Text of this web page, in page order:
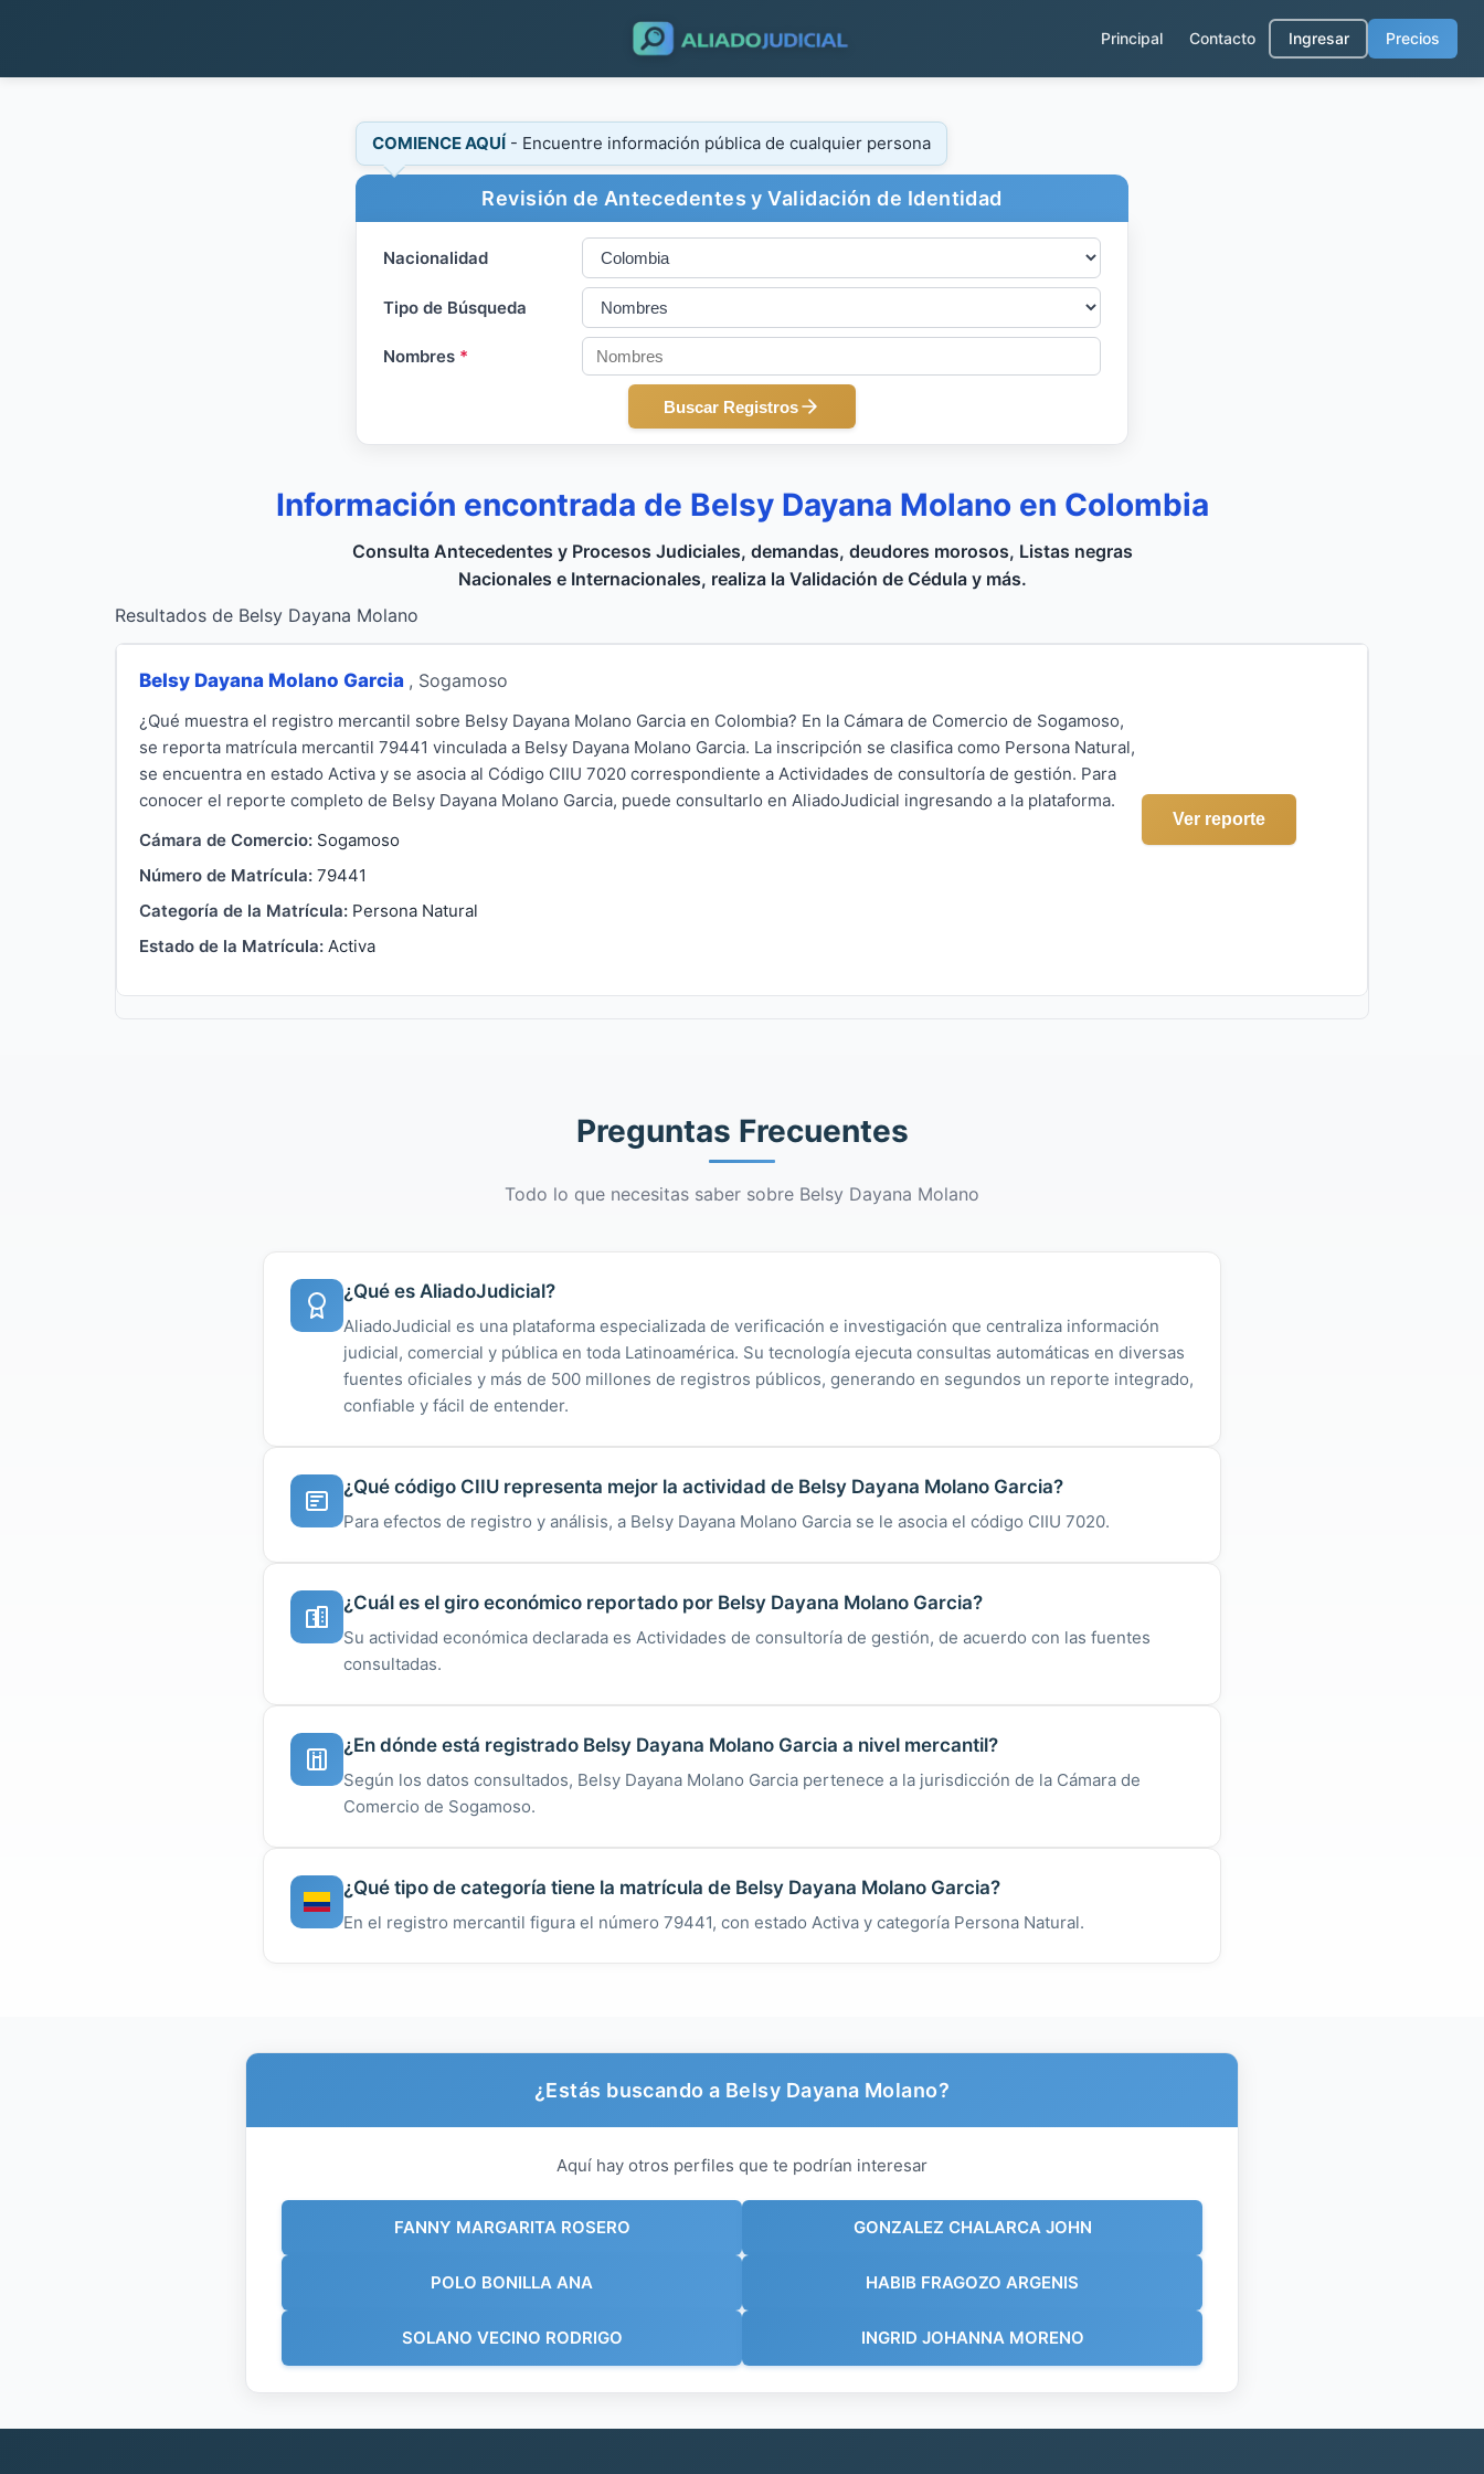
Principal Contacto Ingresar Precios
COMIENCE AQUÍ - Encuentre información pública de cualquier persona
Revisión de Antecedentes y Validación de Identidad
Nacionalidad
Tipo de Búsqueda
Nombres *
Buscar Registros
Información encontrada de Belsy Dayana Molano en Colombia
Consulta Antecedentes y Procesos Judiciales, demandas, deudores morosos, Listas negras
Nacionales e Internacionales, realiza la Validación de Cédula y más.
Resultados de Belsy Dayana Molano
Belsy Dayana Molano Garcia , Sogamoso
¿Qué muestra el registro mercantil sobre Belsy Dayana Molano Garcia en Colombia? En la Cámara de Comercio de Sogamoso,
se reporta matrícula mercantil 79441 vinculada a Belsy Dayana Molano Garcia. La inscripción se clasifica como Persona Natural,
se encuentra en estado Activa y se asocia al Código CIIU 7020 correspondiente a Actividades de consultoría de gestión. Para
conocer el reporte completo de Belsy Dayana Molano Garcia, puede consultarlo en AliadoJudicial ingresando a la plataforma.
Cámara de Comercio: Sogamoso
Número de Matrícula: 79441
Categoría de la Matrícula: Persona Natural
Estado de la Matrícula: Activa
Ver reporte
Preguntas Frecuentes
Todo lo que necesitas saber sobre Belsy Dayana Molano
¿Qué es AliadoJudicial?
AliadoJudicial es una plataforma especializada de verificación e investigación que centraliza información
judicial, comercial y pública en toda Latinoamérica. Su tecnología ejecuta consultas automáticas en diversas
fuentes oficiales y más de 500 millones de registros públicos, generando en segundos un reporte integrado,
confiable y fácil de entender.
¿Qué código CIIU representa mejor la actividad de Belsy Dayana Molano Garcia?
Para efectos de registro y análisis, a Belsy Dayana Molano Garcia se le asocia el código CIIU 7020.
¿Cuál es el giro económico reportado por Belsy Dayana Molano Garcia?
Su actividad económica declarada es Actividades de consultoría de gestión, de acuerdo con las fuentes
consultadas.
¿En dónde está registrado Belsy Dayana Molano Garcia a nivel mercantil?
Según los datos consultados, Belsy Dayana Molano Garcia pertenece a la jurisdicción de la Cámara de
Comercio de Sogamoso.
¿Qué tipo de categoría tiene la matrícula de Belsy Dayana Molano Garcia?
En el registro mercantil figura el número 79441, con estado Activa y categoría Persona Natural.
¿Estás buscando a Belsy Dayana Molano?
Aquí hay otros perfiles que te podrían interesar
FANNY MARGARITA ROSERO
POLO BONILLA ANA
SOLANO VECINO RODRIGO
GONZALEZ CHALARCA JOHN
HABIB FRAGOZO ARGENIS
INGRID JOHANNA MORENO